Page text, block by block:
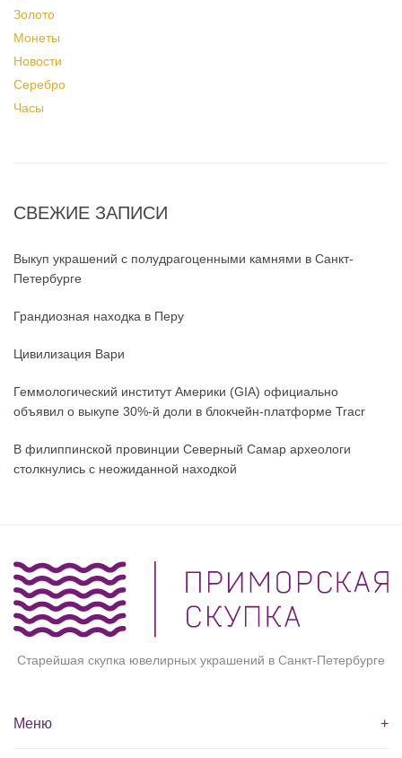
Золото
Монеты
Новости
Серебро
Часы
СВЕЖИЕ ЗАПИСИ
Выкуп украшений с полудрагоценными камнями в Санкт-
Петербурге
Грандиозная находка в Перу
Цивилизация Вари
Геммологический институт Америки (GIA) официально
объявил о выкупе 30%-й доли в блокчейн-платформе Tracr
В филиппинской провинции Северный Самар археологи
столкнулись с неожиданной находкой
Старейшая скупка ювелирных украшений в Санкт-Петербурге
Меню +